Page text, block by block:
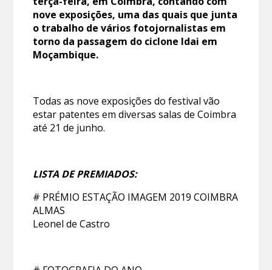
nove exposições, uma das quais que junta
o trabalho de vários fotojornalistas em
torno da passagem do ciclone Idai em
Moçambique.
Todas as nove exposições do festival vão
estar patentes em diversas salas de Coimbra
até 21 de junho.
LISTA DE PREMIADOS:
# PRÉMIO ESTAÇÃO IMAGEM 2019 COIMBRA
ALMAS
Leonel de Castro